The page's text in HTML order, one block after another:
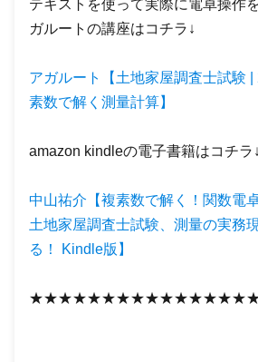
テキストを使って実際に電卓操作
ガルートの講座はコチラ↓
アガルート【土地家屋調査士試験
素数で解く測量計算】
amazon kindleの電子書籍はコチラ↓
中山祐介【複素数で解く！関数電
土地家屋調査士試験、測量の実務
る！ Kindle版】